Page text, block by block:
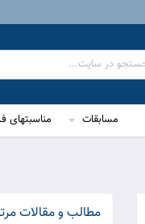
مسابقات
مطالب و مقالات